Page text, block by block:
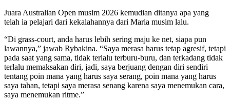
Juara Australian Open musim 2026 kemudian ditanya apa yang
telah ia pelajari dari kekalahannya dari Maria musim lalu.
“Di grass-court, anda harus lebih sering maju ke net, siapa pun
lawannya,” jawab Rybakina. “Saya merasa harus tetap agresif, tetapi
pada saat yang sama, tidak terlalu terburu-buru, dan terkadang tidak
terlalu memaksakan diri, jadi, saya berjuang dengan diri sendiri
tentang poin mana yang harus saya serang, poin mana yang harus
saya tahan, tetapi saya merasa senang karena saya menemukan cara,
saya menemukan ritme.”